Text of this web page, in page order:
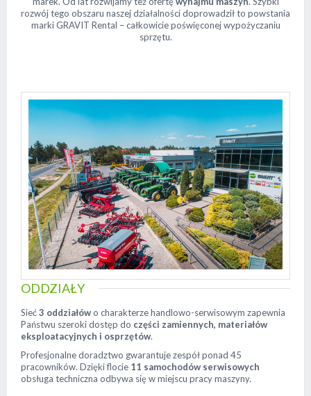
rozwój tego obszaru naszej działalności doprowadził to powstania
marki GRAVIT Rental – całkowicie poświęconej wypożyczaniu
sprzętu.
ODDZIAŁY
Sieć3 oddziałówo charakterze handlowo-serwisowym zapewnia
Państwu szeroki dostęp do części zamiennych, materiałów
eksploatacyjnych i osprzętów.
Profesjonalne doradztwo gwarantuje zespół ponad 45
pracowników. Dzięki flocie 11 samochodów serwisowych
obsługa techniczna odbywa się w miejscu pracy maszyny.